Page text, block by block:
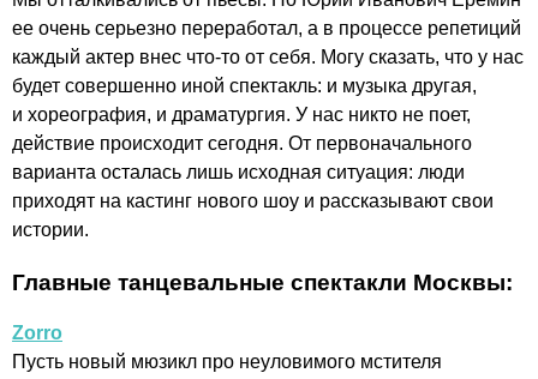
ее очень серьезно переработал, а в процессе репетиций
каждый актер внес что-то от себя. Могу сказать, что у нас
будет совершенно иной спектакль: и музыка другая,
и хореография, и драматургия. У нас никто не поет,
действие происходит сегодня. От первоначального
варианта осталась лишь исходная ситуация: люди
приходят на кастинг нового шоу и рассказывают свои
истории.
Главные танцевальные спектакли Москвы:
Zorro
Пусть новый мюзикл про неуловимого мстителя